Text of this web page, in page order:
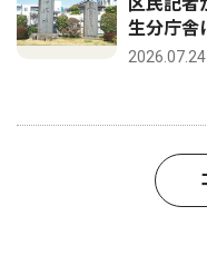
生分庁舎
2026.07.24